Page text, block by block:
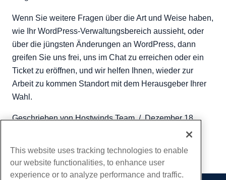
Wenn Sie weitere Fragen über die Art und Weise haben,
wie Ihr WordPress-Verwaltungsbereich aussieht, oder
über die jüngsten Änderungen an WordPress, dann
greifen Sie uns frei, uns im Chat zu erreichen oder ein
Ticket zu eröffnen, und wir helfen Ihnen, wieder zur
Arbeit zu kommen Standort mit dem Herausgeber Ihrer
Wahl.
Geschrieben von Hostwinds Team/Dezember 18,
Kopieren URL
This website uses tracking technologies to enable
our website functionalities, to enhance user
experience or to analyze performance and traffic.